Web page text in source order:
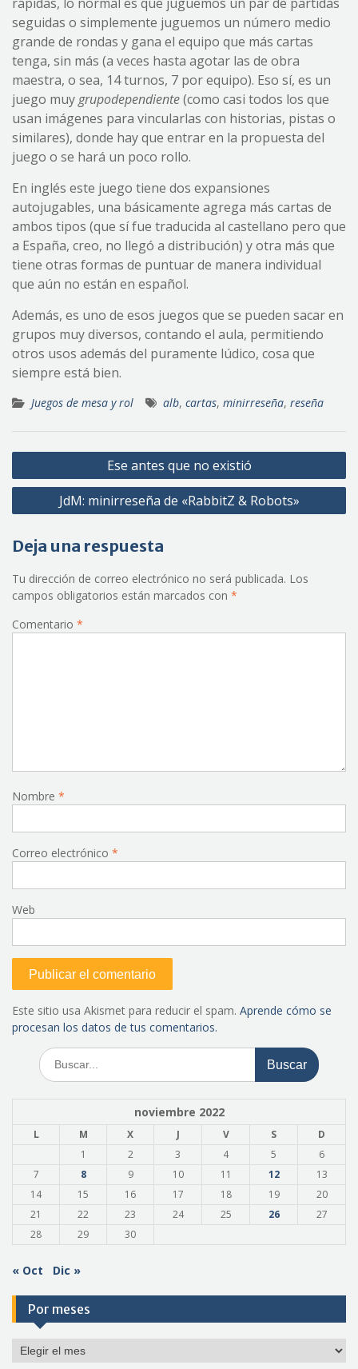
seguidas o simplemente juguemos un número medio
grande de rondas y gana el equipo que más cartas
tenga, sin más (a veces hasta agotar las de obra
maestra, o sea, 14 turnos, 7 por equipo). Eso sí, es un
juego muygrupodependiente(como casi todos los que
usan imágenes para vincularlas con historias, pistas o
similares), donde hay que entrar en la propuesta del
juego o se hará un poco rollo.
En inglés este juego tiene dos expansiones
autojugables, una básicamente agrega más cartas de
ambos tipos (que sí fue traducida al castellano pero que
a España, creo, no llegó a distribución) y otra más que
tiene otras formas de puntuar de manera individual
que aún no están en español.
Además, es uno de esos juegos que se pueden sacar en
grupos muy diversos, contando el aula, permitiendo
otros usos además del puramente lúdico, cosa que
siempre está bien.
Juegos de mesa y rol alb, cartas, minirreseña, reseña
Navegación
de
entradas
Ese antes que no existió
JdM: minirreseña de «RabbitZ & Robots»
Deja una respuesta
Tu dirección de correo electrónico no será publicada. Los
campos obligatorios están marcados con *
Comentario *
Nombre *
Correo electrónico *
Web
Este sitio usa Akismet para reducir el spam. Aprende cómo se
procesan los datos de tus comentarios.
Buscar:
noviembre 2022
L M X J V S
D
1
2 3 4 5
6
7
8 9 10 11 12
13
14
15 16 17 18 19
20
21
22 23 24 25 26
27
28
29 30
« Oct Dic »
Por meses
Por